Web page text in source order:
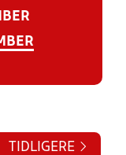
TIDLIGERE